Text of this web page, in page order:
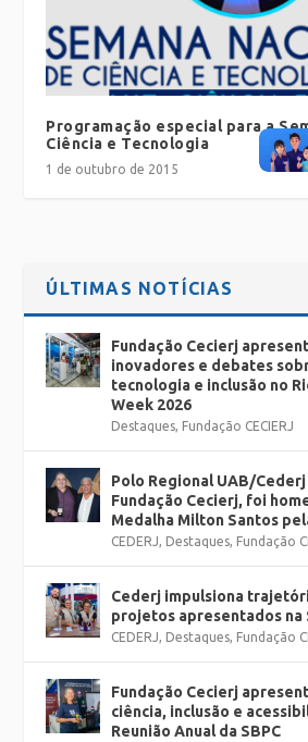
Programação especial para a
Ciência e Tecnologia
1 de outubro de 2015
ÚLTIMAS NOTÍCIAS
Fundação Cecierj
inovadores e debates
tecnologia e inclusão no
Week 2026
Destaques, Fundação CECIERJ
Polo Regional UAB/
Fundação Cecierj, foi
Medalha Milton Santos
CEDERJ, Destaques, Fundação
Cederj impulsiona
projetos apresentados na
CEDERJ, Destaques, Fundação
Fundação Cecierj
ciência, inclusão e
Reunião Anual da SBPC